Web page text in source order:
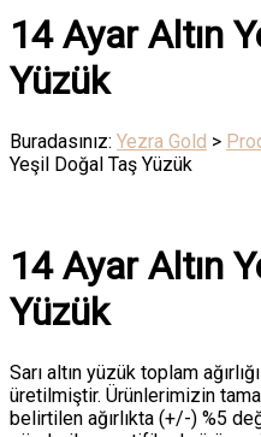
14 Ayar Altın
Yüzük
Buradasınız: Yezra Gold >
Yeşil Doğal Taş Yüzük
14 Ayar Altın
Yüzük
Sarı altın yüzük toplam
üretilmiştir. Ürünlerimizin
belirtilen ağırlıkta (+/-) %5